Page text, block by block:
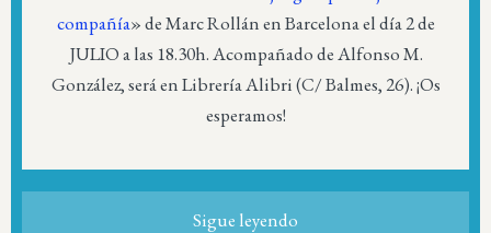
compañía» de Marc Rollán en Barcelona el día 2 de
JULIO a las 18.30h. Acompañado de Alfonso M.
González, será en Librería Alibri (C/ Balmes, 26). ¡Os
esperamos!
Sigue leyendo